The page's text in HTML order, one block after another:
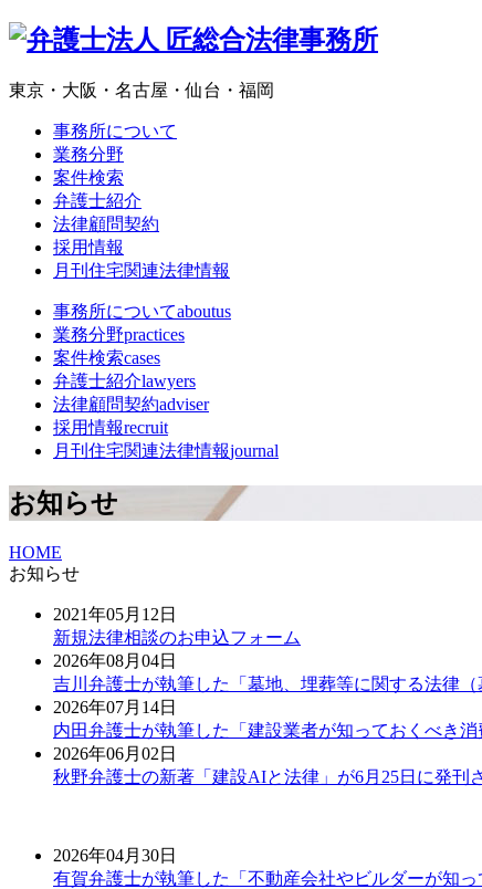
東京・大阪・名古屋・仙台・福岡
事務所について
業務分野
案件検索
弁護士紹介
法律顧問契約
採用情報
月刊住宅関連法律情報
事務所についてaboutus
業務分野practices
案件検索cases
弁護士紹介lawyers
法律顧問契約adviser
採用情報recruit
月刊住宅関連法律情報journal
お知らせ
HOME
お知らせ
2021年05月12日
新規法律相談のお申込フォーム
2026年08月04日
吉川弁護士が執筆した「墓地、埋葬等に関する法律
2026年07月14日
内田弁護士が執筆した「建設業者が知っておくべき
2026年06月02日
秋野弁護士の新著「建設AIと法律」が6月25日に発刊
2026年04月30日
有賀弁護士が執筆した「不動産会社やビルダーが知